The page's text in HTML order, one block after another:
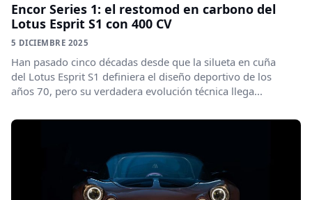
Encor Series 1: el restomod en carbono del
Lotus Esprit S1 con 400 CV
5 DICIEMBRE 2025
Han pasado cinco décadas desde que la silueta en cuña
del Lotus Esprit S1 definiera el diseño deportivo de los
años 70, pero su verdadera evolución técnica llega...